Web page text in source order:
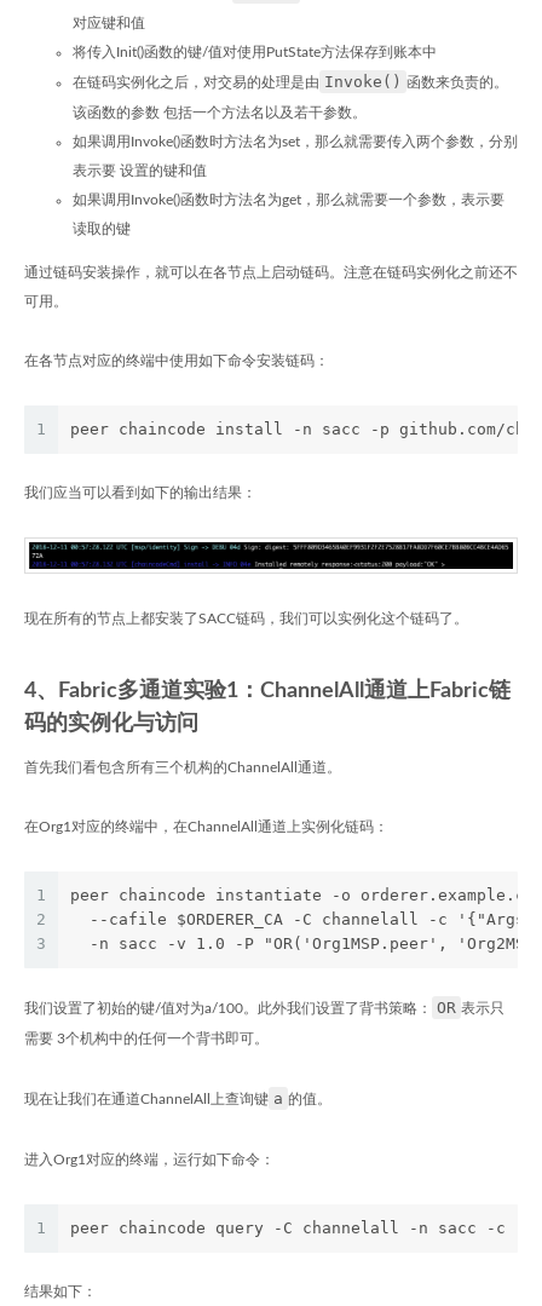
对应键和值
将传入Init()函数的键/值对使用PutState方法保存到账本中
在链码实例化之后，对交易的处理是由 Invoke() 函数来负责的。
该函数的参数 包括一个方法名以及若干参数。
如果调用Invoke()函数时方法名为set，那么就需要传入两个参数，分别
表示要 设置的键和值
如果调用Invoke()函数时方法名为get，那么就需要一个参数，表示要
读取的键
通过链码安装操作，就可以在各节点上启动链码。注意在链码实例化之前还不
可用。
在各节点对应的终端中使用如下命令安装链码：
1 peer chaincode install -n sacc -p github.com/
我们应当可以看到如下的输出结果：
现在所有的节点上都安装了SACC链码，我们可以实例化这个链码了。
4、Fabric多通道实验1：ChannelAll通道上Fabric链
码的实例化与访问
首先我们看包含所有三个机构的ChannelAll通道。
在Org1对应的终端中，在ChannelAll通道上实例化链码：
1
2
3
peer chaincode instantiate -o
--cafile $ORDERER_CA -C channelall -c
-n sacc -v 1.0 -P "OR('Org1MSP.peer',
我们设置了初始的键/值对为a/100。此外我们设置了背书策略： OR 表示只
需要 3个机构中的任何一个背书即可。
现在让我们在通道ChannelAll上查询键 a 的值。
进入Org1对应的终端，运行如下命令：
1 peer chaincode query -C channelall -n sacc -c
结果如下：